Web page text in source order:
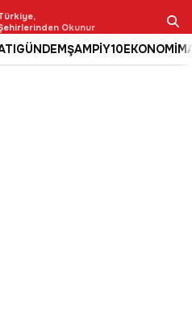
Okunur
GÜNDEMŞAMPİY10EKONOMİ
Ara